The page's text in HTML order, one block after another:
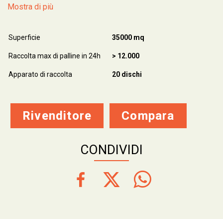
Mostra di più
Superficie 35000 mq
Raccolta max di palline in 24h > 12.000
Apparato di raccolta 20 dischi
Rivenditore Compara
CONDIVIDI